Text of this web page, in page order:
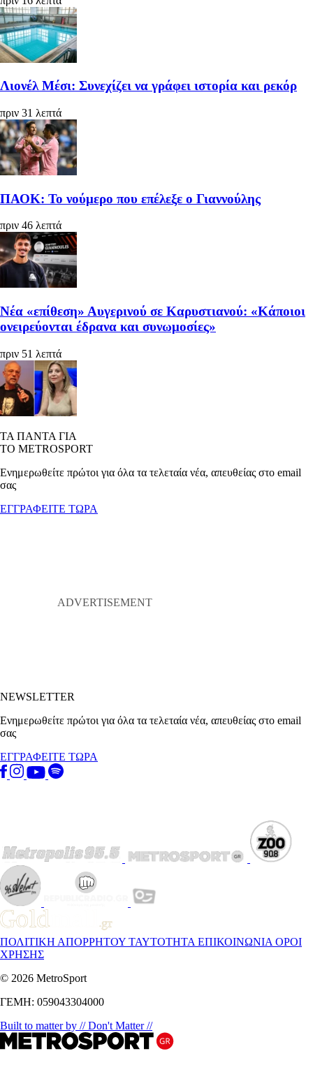
Λιονέλ Μέσι: Συνεχίζει να γράφει ιστορία και ρεκόρ
πριν 31 λεπτά
ΠΑΟΚ: Το νούμερο που επέλεξε ο Γιαννούλης
πριν 46 λεπτά
Νέα «επίθεση» Αυγερινού σε Καρυστιανού: «Κάποιοι
ονειρεύονται έδρανα και συνωμοσίες»
πριν 51 λεπτά
ΤΑ ΠΑΝΤΑ ΓΙΑ
ΤΟ METROSPORT
Ενημερωθείτε πρώτοι για όλα τα τελεταία νέα, απευθείας στο email
σας
ΕΓΓΡΑΦΕΙΤΕ ΤΩΡΑ
NEWSLETTER
Ενημερωθείτε πρώτοι για όλα τα τελεταία νέα, απευθείας στο email
σας
ΕΓΓΡΑΦΕΙΤΕ ΤΩΡΑ
ΠΟΛΙΤΙΚΗ ΑΠΟΡΡΗΤΟΥ ΤΑΥΤΟΤΗΤΑ ΕΠΙΚΟΙΝΩΝΙΑ ΟΡΟΙ
ΧΡΗΣΗΣ
© 2026 MetroSport
ΓΕΜΗ: 059043304000
Built to matter by // Don't Matter //